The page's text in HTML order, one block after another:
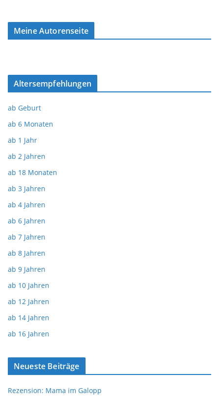
Meine Autorenseite
Altersempfehlungen
ab Geburt
ab 6 Monaten
ab 1 Jahr
ab 2 Jahren
ab 18 Monaten
ab 3 Jahren
ab 4 Jahren
ab 6 Jahren
ab 7 Jahren
ab 8 Jahren
ab 9 Jahren
ab 10 Jahren
ab 12 Jahren
ab 14 Jahren
ab 16 Jahren
Neueste Beiträge
Rezension: Mama im Galopp